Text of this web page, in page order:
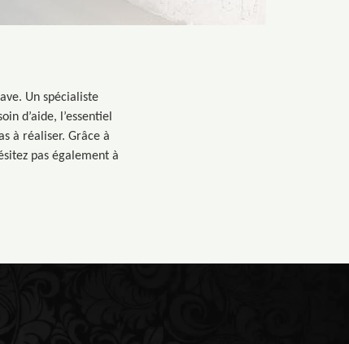
Un spécialiste
d’aide, l’essentiel
à réaliser. Grâce à
pas également à